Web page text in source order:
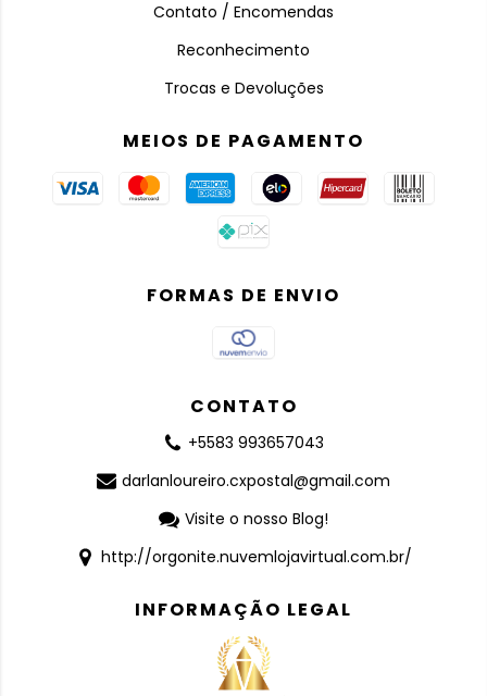
Contato / Encomendas
Reconhecimento
Trocas e Devoluções
MEIOS DE PAGAMENTO
FORMAS DE ENVIO
CONTATO
+5583 993657043
darlanloureiro.cxpostal@gmail.com
Visite o nosso Blog!
http://orgonite.nuvemlojavirtual.com.br/
INFORMAÇÃO LEGAL